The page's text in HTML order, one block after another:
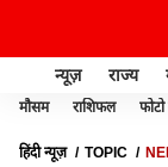
न्यूज़ राज्य
मौसम राशिफल
हिंदी न्यूज़ TOPIC